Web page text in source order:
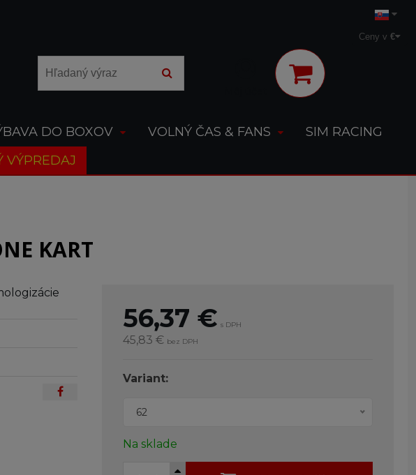
Ceny v €
DO BOXOV VOLNÝ ČAS & FANS
SIM RACING
VÝPREDAJ
KART
56,37 € s DPH
45,83 € bez DPH
Variant:
62
Na sklade